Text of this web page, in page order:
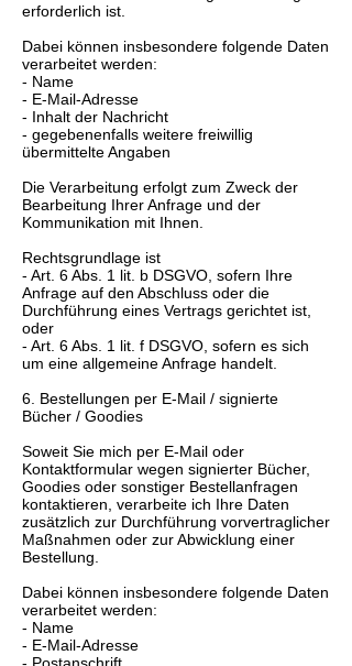
erforderlich ist.
Dabei können insbesondere folgende Daten
verarbeitet werden:
- Name
- E-Mail-Adresse
- Inhalt der Nachricht
- gegebenenfalls weitere freiwillig
übermittelte Angaben
Die Verarbeitung erfolgt zum Zweck der
Bearbeitung Ihrer Anfrage und der
Kommunikation mit Ihnen.
Rechtsgrundlage ist
- Art. 6 Abs. 1 lit. b DSGVO, sofern Ihre
Anfrage auf den Abschluss oder die
Durchführung eines Vertrags gerichtet ist,
oder
- Art. 6 Abs. 1 lit. f DSGVO, sofern es sich
um eine allgemeine Anfrage handelt.
6. Bestellungen per E-Mail / signierte
Bücher / Goodies
Soweit Sie mich per E-Mail oder
Kontaktformular wegen signierter Bücher,
Goodies oder sonstiger Bestellanfragen
kontaktieren, verarbeite ich Ihre Daten
zusätzlich zur Durchführung vorvertraglicher
Maßnahmen oder zur Abwicklung einer
Bestellung.
Dabei können insbesondere folgende Daten
verarbeitet werden:
- Name
- E-Mail-Adresse